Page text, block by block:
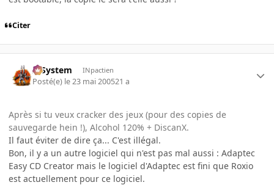
Citer
X-System INpactien
Posté(e) le 23 mai 200521 a
Après si tu veux cracker des jeux (pour des copies de
sauvegarde hein !), Alcohol 120% + DiscanX.
Il faut éviter de dire ça... C'est illégal.
Bon, il y a un autre logiciel qui n'est pas mal aussi : Adaptec
Easy CD Creator mais le logiciel d'Adaptec est fini que Roxio
est actuellement pour ce logiciel.